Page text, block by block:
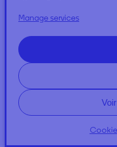
Manage services